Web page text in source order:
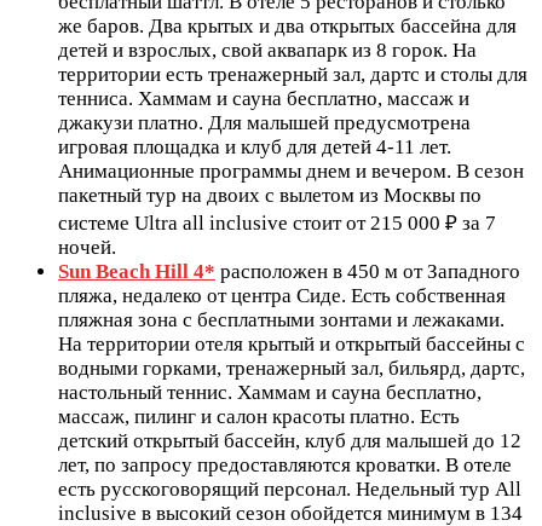
же баров. Два крытых и два открытых бассейна для
детей и взрослых, свой аквапарк из 8 горок. На
территории есть тренажерный зал, дартс и столы для
тенниса. Хаммам и сауна бесплатно, массаж и
джакузи платно. Для малышей предусмотрена
игровая площадка и клуб для детей 4-11 лет.
Анимационные программы днем и вечером. В сезон
пакетный тур на двоих с вылетом из Москвы по
системе Ultra all inclusive стоит от 215 000 ₽ за 7
ночей.
Sun Beach Hill 4* расположен в 450 м от Западного
пляжа, недалеко от центра Сиде. Есть собственная
пляжная зона с бесплатными зонтами и лежаками.
На территории отеля крытый и открытый бассейны с
водными горками, тренажерный зал, бильярд, дартс,
настольный теннис. Хаммам и сауна бесплатно,
массаж, пилинг и салон красоты платно. Есть
детский открытый бассейн, клуб для малышей до 12
лет, по запросу предоставляются кроватки. В отеле
есть русскоговорящий персонал. Недельный тур All
inclusive в высокий сезон обойдется минимум в 134